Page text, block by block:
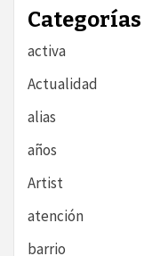
Categorías
activa
Actualidad
alias
años
Artist
atención
barrio